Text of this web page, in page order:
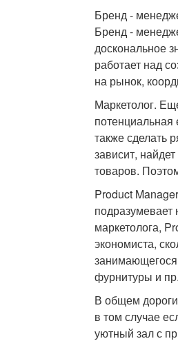
Бренд -
Бренд -
доскональное
работает над
на рынок,
Маркетолог.
потенциальная
также сделать
зависит,
товаров.
Product
подразумевает
маркетолога,
экономиста,
фурнитуры и пр.
В общем
в том случае
уютный зал с